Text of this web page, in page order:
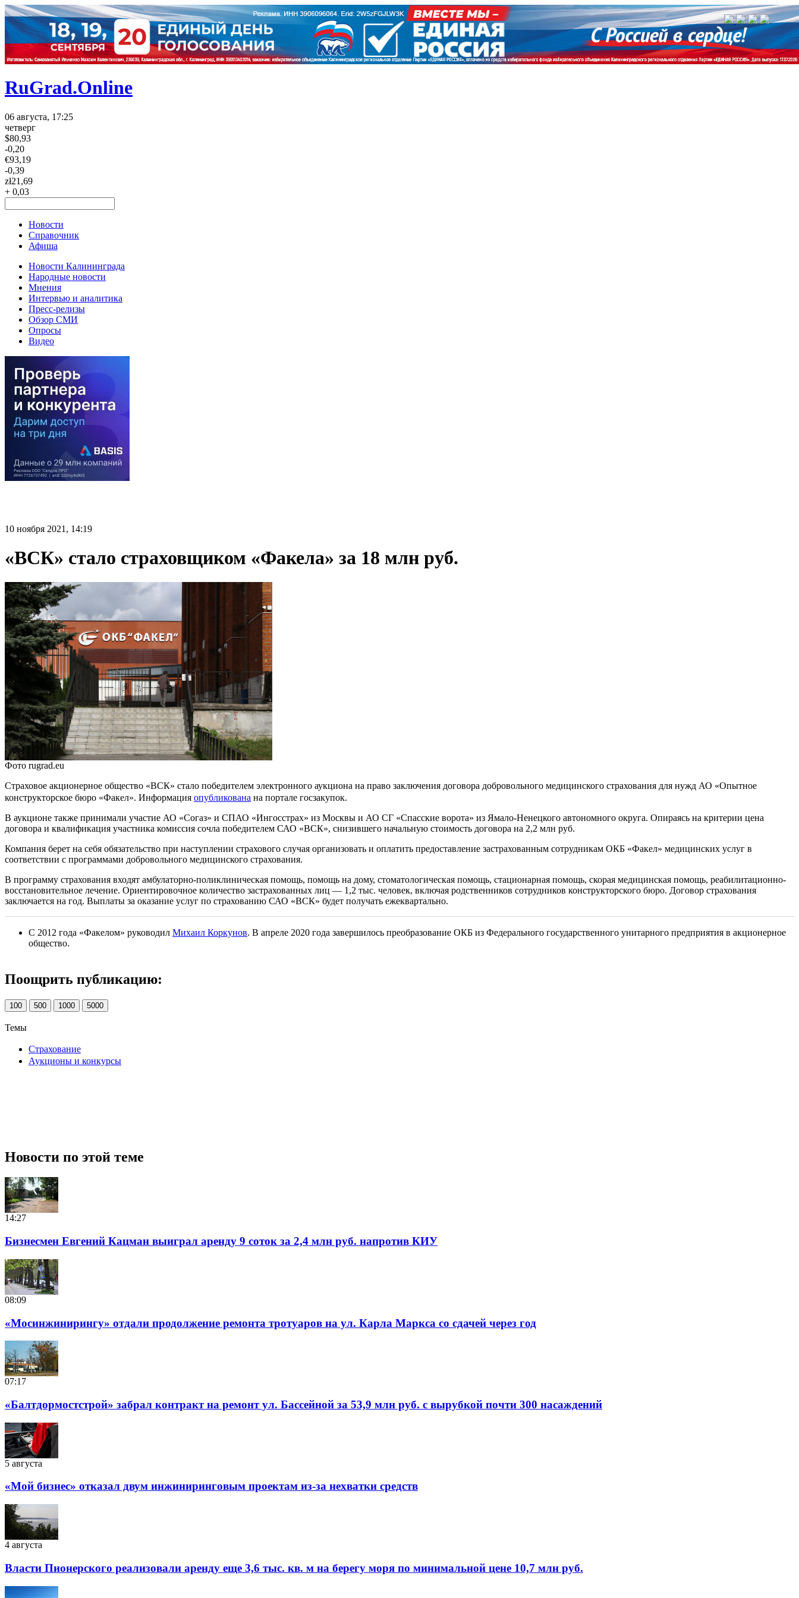
RuGrad.Online
06 августа, 17:25
четверг
$80,93
-0,20
€93,19
-0,39
zł21,69
+ 0,03
Новости
Справочник
Афиша
Новости Калининграда
Народные новости
Мнения
Интервью и аналитика
Пресс-релизы
Обзор СМИ
Опросы
Видео
10 ноября 2021, 14:19
«ВСК» стало страховщиком «Факела» за 18 млн руб.
Фото rugrad.eu
Страховое акционерное общество «ВСК» стало победителем электронного аукциона на право заключения договора добровольного медицинского страхования для нужд АО «Опытное
конструкторское бюро «Факел». Информация опубликована на портале госзакупок.
В аукционе также принимали участие АО «Согаз» и СПАО «Ингосстрах» из Москвы и АО СГ «Спасские ворота» из Ямало-Ненецкого автономного округа. Опираясь на критерии цена
договора и квалификация участника комиссия сочла победителем САО «ВСК», снизившего начальную стоимость договора на 2,2 млн руб.
Компания берет на себя обязательство при наступлении страхового случая организовать и оплатить предоставление застрахованным сотрудникам ОКБ «Факел» медицинских услуг в
соответствии с программами добровольного медицинского страхования.
В программу страхования входят амбулаторно-поликлиническая помощь, помощь на дому, стоматологическая помощь, стационарная помощь, скорая медицинская помощь, реабилитационно-
восстановительное лечение. Ориентировочное количество застрахованных лиц — 1,2 тыс. человек, включая родственников сотрудников конструкторского бюро. Договор страхования
заключается на год. Выплаты за оказание услуг по страхованию САО «ВСК» будет получать ежеквартально.
С 2012 года «Факелом» руководил Михаил Коркунов. В апреле 2020 года завершилось преобразование ОКБ из Федерального государственного унитарного предприятия в акционерное
общество.
Поощрить публикацию:
100 500 1000 5000
Темы
Страхование
Аукционы и конкурсы
Новости по этой теме
14:27
Бизнесмен Евгений Кацман выиграл аренду 9 соток за 2,4 млн руб. напротив КИУ
08:09
«Мосинжинирингу» отдали продолжение ремонта тротуаров на ул. Карла Маркса со сдачей через год
07:17
«Балтдормостстрой» забрал контракт на ремонт ул. Бассейной за 53,9 млн руб. с вырубкой почти 300 насаждений
5 августа
«Мой бизнес» отказал двум инжиниринговым проектам из-за нехватки средств
4 августа
Власти Пионерского реализовали аренду еще 3,6 тыс. кв. м на берегу моря по минимальной цене 10,7 млн руб.